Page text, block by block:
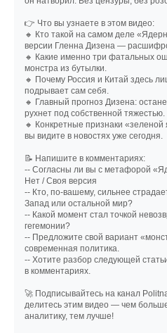
👉 Что вы узнаете в этом видео:
🔸 Кто такой на самом деле
версии Гленна Дизена —
🔸 Какие именно три фатальных
монстра из бутылки.
🔸 Почему Россия и Китай здесь
подрывает сам себя.
🔸 Главный прогноз Дизена:
рухнет под собственной тяжестью.
🔸 Конкретные признаки
вы видите в новостях уже сегодня.
📝 Напишите в комментариях:
-- Согласны ли вы с метафорой
Нет / Своя версия
-- Кто, по-вашему, сильнее
Запад или остальной мир?
-- Какой момент стал точкой
гегемонии?
-- Предложите свой вариант
современная политика.
-- Хотите разбор следующей
в комментариях.
🚀 Подписывайтесь на канал
делитесь этим видео — чем
аналитику, тем лучше!